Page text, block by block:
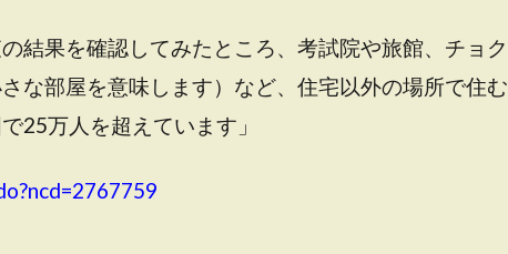
結果を確認してみたところ、考試院や旅館、チョク
な部屋を意味します）など、住宅以外の場所で住む
25万人を超えています」